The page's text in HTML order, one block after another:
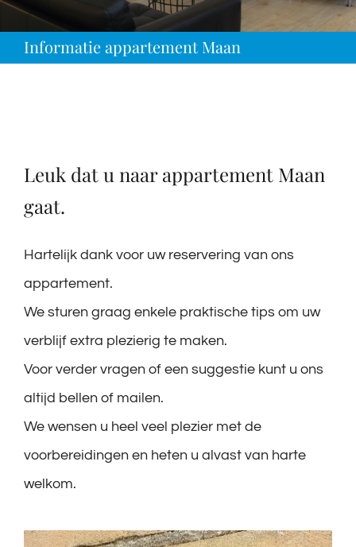
Informatie appartement Maan
Leuk dat u naar appartement Maan
gaat.
Hartelijk dank voor uw reservering van ons
appartement.
We sturen graag enkele praktische tips om uw
verblijf extra plezierig te maken.
Voor verder vragen of een suggestie kunt u ons
altijd bellen of mailen.
We wensen u heel veel plezier met de
voorbereidingen en heten u alvast van harte
welkom.